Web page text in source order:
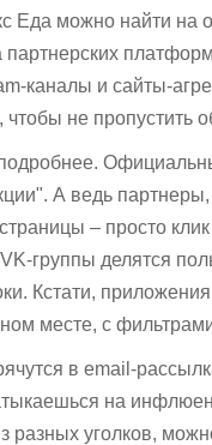
Еда можно найти на
каналы и сайты-
не пропустить
А ведь
– просто
группы делятся
Кстати,
месте, с
в email-
на
разных уголков,